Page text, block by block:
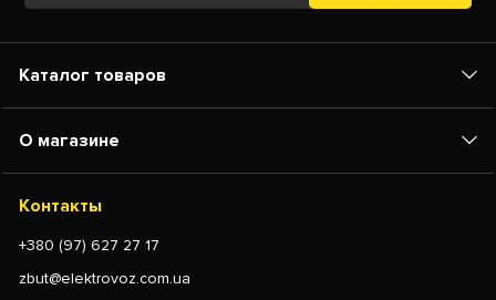
Каталог товаров
О магазине
Контакты
+380 (97) 627 27 17
zbut@elektrovoz.com.ua